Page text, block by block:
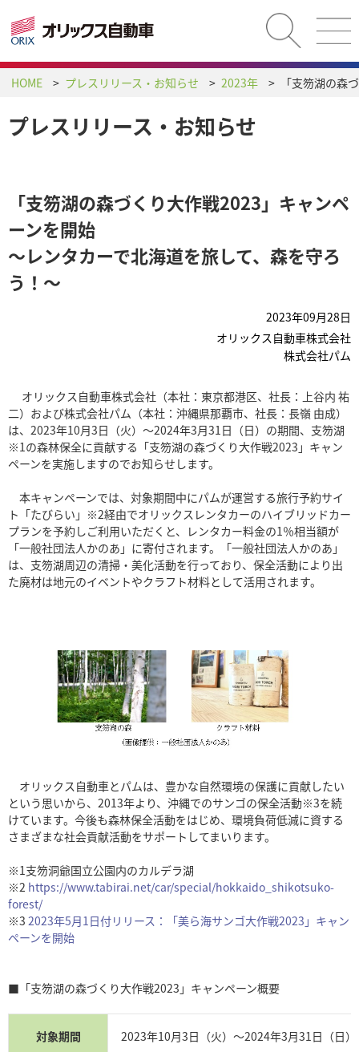
HOME プレスリリース・お知らせ 2023年
プレスリリース・お知らせ
「支笏湖の森づくり大作戦2023」キャンペ
ーンを開始
～レンタカーで北海道を旅して、森を守ろ
う！～
2023年09月28日
オリックス自動車株式会社
株式会社パム
オリックス自動車株式会社（本社：東京都港区、社長：上谷内 祐
二）および株式会社パム（本社：沖縄県那覇市、社長：長嶺 由成）
は、2023年10月3日（火）～2024年3月31日（日）の期間、支笏湖
※1の森林保全に貢献する「支笏湖の森づくり大作戦2023」キャン
ペーンを実施しますのでお知らせします。
本キャンペーンでは、対象期間中にパムが運営する旅行予約サイ
ト「たびらい」※2経由でオリックスレンタカーのハイブリッドカー
プランを予約しご利用いただくと、レンタカー料金の1％相当額が
「一般社団法人かのあ」に寄付されます。「一般社団法人かのあ」
は、支笏湖周辺の清掃・美化活動を行っており、保全活動により出
た廃材は地元のイベントやクラフト材料として活用されます。
オリックス自動車とパムは、豊かな自然環境の保護に貢献したい
という思いから、2013年より、沖縄でのサンゴの保全活動※3を続
けています。今後も森林保全活動をはじめ、環境負荷低減に資する
さまざまな社会貢献活動をサポートしてまいります。
※1支笏洞爺国立公園内のカルデラ湖
※2 https://www.tabirai.net/car/special/hokkaido_shikotsuko-
forest/
※3 2023年5月1日付リリース：「美ら海サンゴ大作戦2023」キャン
ペーンを開始
■「支笏湖の森づくり大作戦2023」キャンペーン概要
対象期間 2023年10月3日（火）～2024年3月31日（日